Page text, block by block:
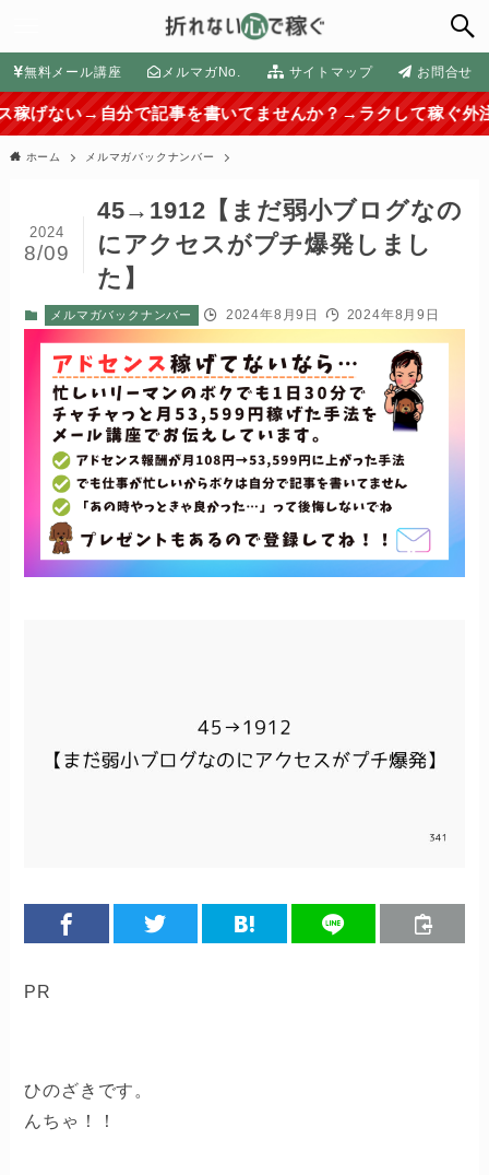
無料メール講座 メルマガNo. サイトマップ お問合せ
分で記事を書いてませんか？→ラクして稼ぐ外注化の方法
ホーム メルマガバックナンバー
45→1912【まだ弱小ブログなの
にアクセスがプチ爆発しまし
た】
2024
8/09
メルマガバックナンバー 2024年8月9日 2024年8月9日
PR
ひのざきです。
んちゃ！！